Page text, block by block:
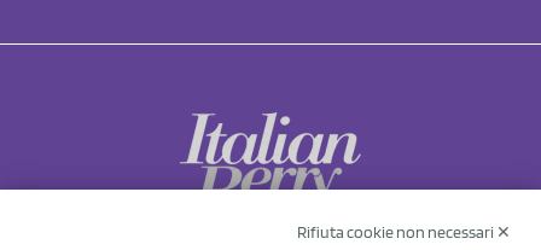
Rifiuta cookie non necessari ✕